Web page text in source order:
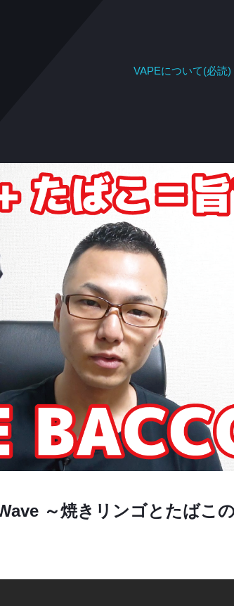
VAPEについて(必読)
～焼きリンゴとたばこ